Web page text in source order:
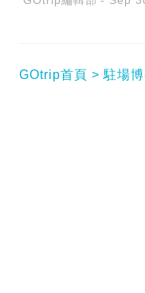
GOtrip首頁 駐場